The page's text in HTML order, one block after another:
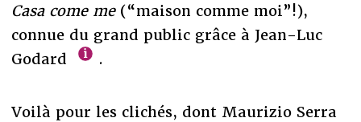
Casa come me(“maison comme moi”!),
connue du grand public grâce à Jean-Luc
Godard
.
Voilà pour les clichés, dont Maurizio Serra